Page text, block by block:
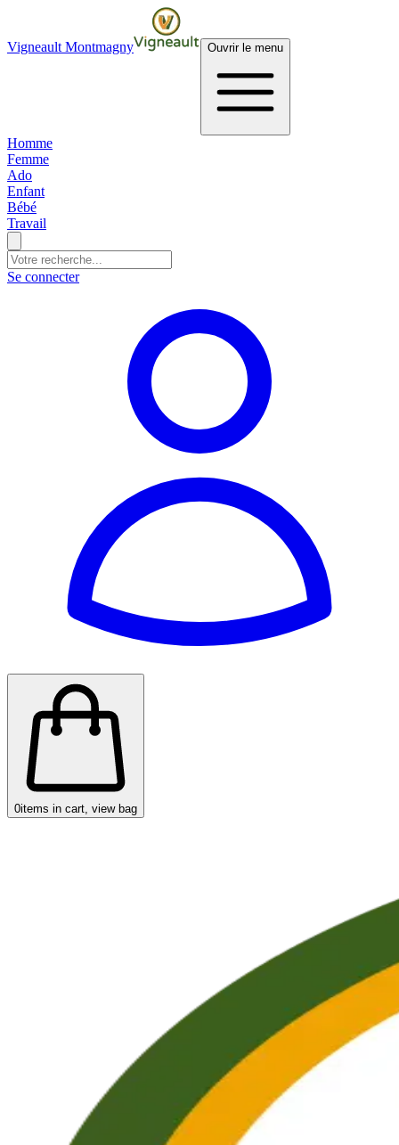
Vigneault Montmagny Ouvrir le menu
Homme
Femme
Ado
Enfant
Bébé
Travail
Se connecter
0items in cart, view bag